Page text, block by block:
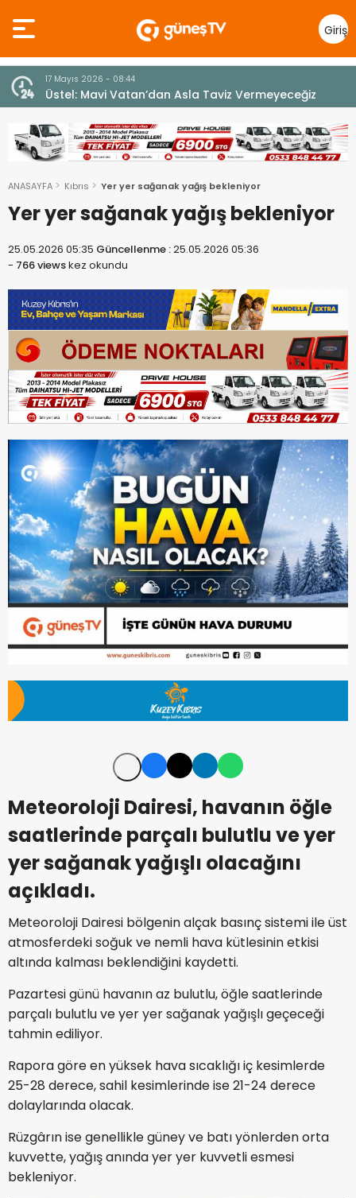
Giriş
Yap
10 Temmuz 2026 - 18:49
Cumhurbaşkanı Erhürman sergi açılışında
fenalaşarak hastaneye kaldırıldı
ANASAYFA Kıbrıs Yer yer sağanak yağış bekleniyor
Yer yer sağanak yağış bekleniyor
25.05.2026 05:35 Güncellenme :25.05.2026 05:36
- 766 viewskez okundu
Meteoroloji Dairesi, havanın öğle
saatlerinde parçalı bulutlu ve yer
yer sağanak yağışlı olacağını
açıkladı.
Meteoroloji Dairesi bölgenin alçak basınç sistemi ile üst
atmosferdeki soğuk ve nemli hava kütlesinin etkisi
altında kalması beklendiğini kaydetti.
Pazartesi günü havanın az bulutlu, öğle saatlerinde
parçalı bulutlu ve yer yer sağanak yağışlı geçeceği
tahmin ediliyor.
Rapora göre en yüksek hava sıcaklığı iç kesimlerde
25-28 derece, sahil kesimlerinde ise 21-24 derece
dolaylarında olacak.
Rüzgârın ise genellikle güney ve batı yönlerden orta
kuvvette, yağış anında yer yer kuvvetli esmesi
bekleniyor.